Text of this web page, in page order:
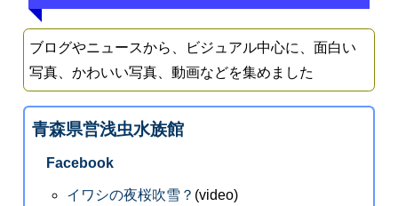
ブログやニュースから、ビジュアル中心に、面白い
写真、かわいい写真、動画などを集めました
青森県営浅虫水族館
Facebook
イワシの夜桜吹雪？ (video)